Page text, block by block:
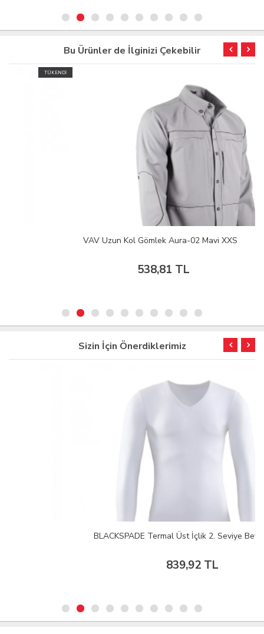
Bu Ürünler de İlginizi Çekebilir
VAV Uzun Kol Gömlek Aura-02 Mavi XXS
538,81 TL
Sizin İçin Önerdiklerimiz
BLACKSPADE Termal Üst İçlik 2. Seviye Beyaz XXL